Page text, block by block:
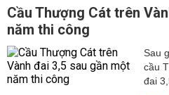
Cầu Thượng Cát trên
năm thi công
Sau
cầu
đai